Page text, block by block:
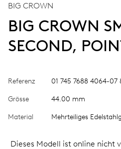
BIG CROWN
BIG CROWN
SECOND,
Referenz 01 745 7688 4064-07
Grösse 44.00 mm
Material Mehrteiliges
Dieses Modell ist online nicht